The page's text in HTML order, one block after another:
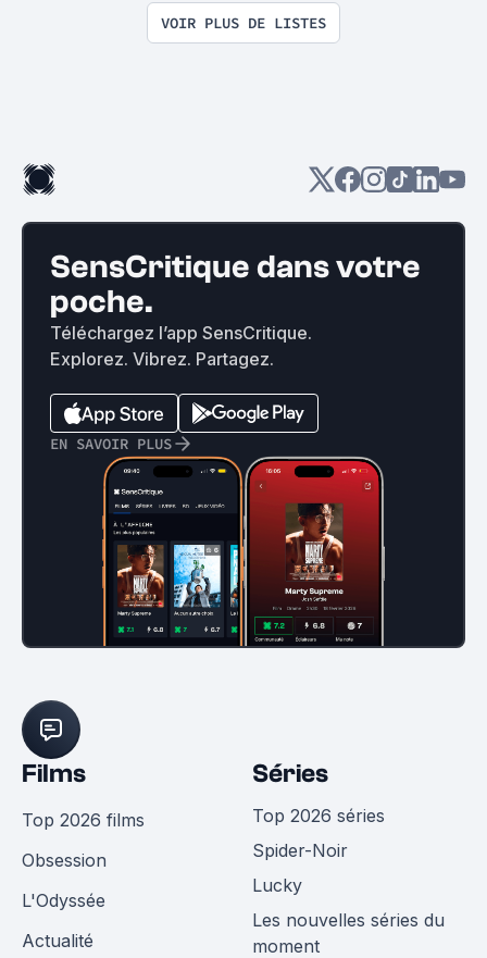
VOIR PLUS DE LISTES
SensCritique dans votre
poche.
Téléchargez l’app SensCritique.
Explorez. Vibrez. Partagez.
EN SAVOIR PLUS
Films
Top 2026 films
Obsession
L'Odyssée
Actualité
Séries
Top 2026 séries
Spider-Noir
Lucky
Les nouvelles séries du
moment